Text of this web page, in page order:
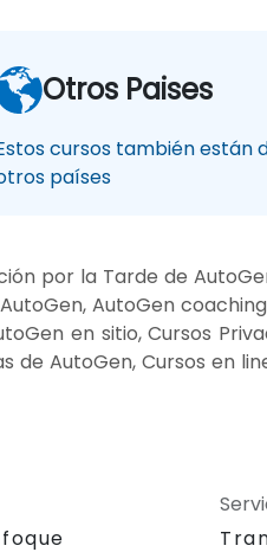
Otros Paises
cursos también están
países
por la Tarde de
AutoGen
en sitio, Cursos
AutoGen, Cursos en